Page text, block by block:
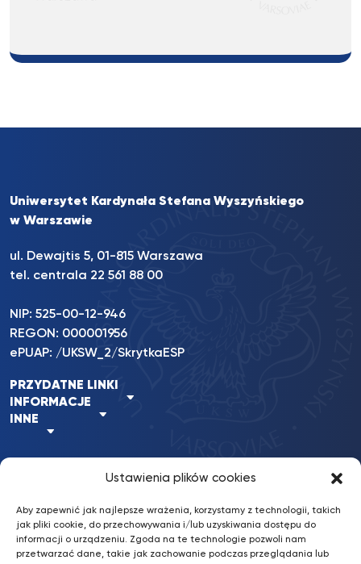
Ustawienia plików cookies
Aby zapewnić jak najlepsze wrażenia, korzystamy z technologii, takich
jak pliki cookie, do przechowywania i/lub uzyskiwania dostępu do
informacji o urządzeniu. Zgoda na te technologie pozwoli nam
przetwarzać dane, takie jak zachowanie podczas przeglądania lub
Uniwersytet Kardynała Stefana Wyszyńskiego
w Warszawie
ul. Dewajtis 5, 01-815 Warszawa
tel. centrala 22 561 88 00
NIP: 525-00-12-946
REGON: 000001956
ePUAP: /UKSW_2/SkrytkaESP
PRZYDATNE LINKI
INFORMACJE
INNE
UKSW
zastrzeżone.
Wykonanie:
Deklaracja dostępności